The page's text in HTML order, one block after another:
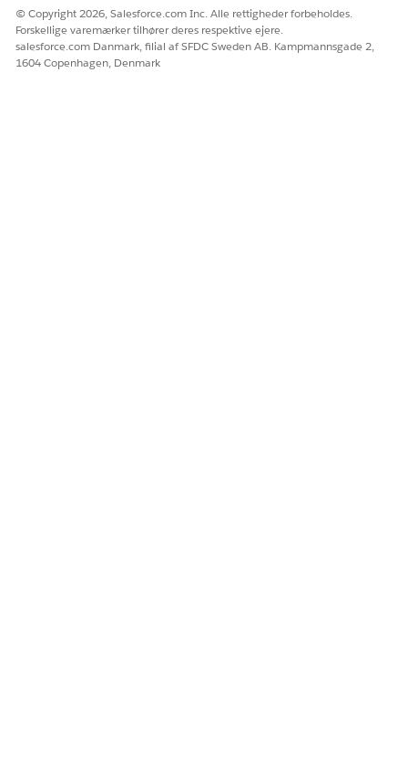
© Copyright 2026, Salesforce.com Inc. Alle rettigheder forbeholdes.
Forskellige varemærker tilhører deres respektive ejere.
salesforce.com Danmark, filial af SFDC Sweden AB. Kampmannsgade 2,
1604 Copenhagen, Denmark